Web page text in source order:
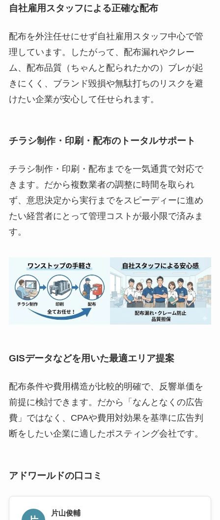
自社雇用スタッフによる正確な配布
配布を外注任せにせず自社雇用スタッフ中心で管
理しています。したがって、配布漏れやクレー
ム、配布品質（ちゃんと配られたかの）ブレが起
きにくく、ブランド毀損や無駄打ちのリスクを避
けたい企業が安心して任せられます。
チラシ制作・印刷・配布のトータルサポート
チラシ制作・印刷・配布までを一気通貫で対応で
きます。だから複数業者の調整に時間を取られ
ず、意思決定から実行までをスピーディーに進め
たい経営者にとって管理コストが最小限で済みま
す。
GISデータなどを用いた最適エリア提案
配布条件や費用構造が比較的明確で、反響単価を
前提に検討できます。だから「なんとなくの広告
費」ではなく、CPAや費用対効果を基準に広告判
断をしたい企業に適したポスティング会社です。
アドワールドの口コミ
片山俊輔